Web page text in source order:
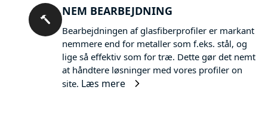
NEM BEARBEJDNING
Bearbejdningen af glasfiberprofiler er markant
nemmere end for metaller som f.eks. stål, og
lige så effektiv som for træ. Dette gør det nemt
at håndtere løsninger med vores profiler on
site. Læs mere